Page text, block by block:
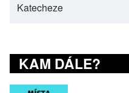
Katecheze
(opens in new tab)
KAM DÁLE?